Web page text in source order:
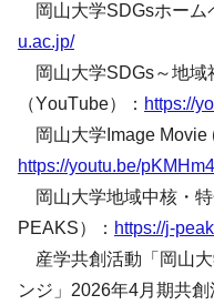
岡山大学SDGsホーム
u.ac.jp/
岡山大学SDGs～地域
（YouTube）： https://
岡山大学Image Movie
https://youtu.be/
岡山大学地域中核・
PEAKS）： https://j-
産学共創活動「岡山
ンジ」2026年4月期共創